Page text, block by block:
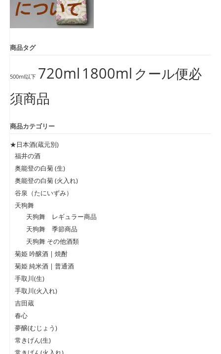
商品タグ
500ml以下 720ml 1800ml クール便必
須商品
商品カテゴリー
★日本酒(蔵元別)
福井の酒
奥能登の白菊 (生)
奥能登の白菊 (火入れ)
谷泉（たにいずみ）
天狗舞
天狗舞 レギュラー商品
天狗舞 季節商品
天狗舞 その他酒類
菊姫 吟醸酒 | 焼酎
菊姫 純米酒 | 普通酒
手取川(生)
手取川(火入れ)
吉田蔵
春心
夢醸(むじょう)
常きげん(生)